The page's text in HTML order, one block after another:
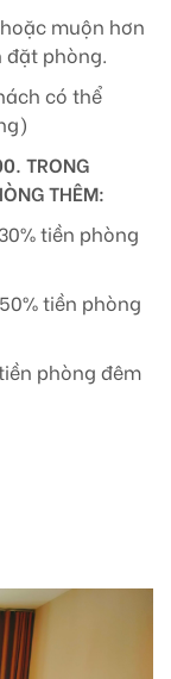
muộn hơn
đặt phòng.
có thể
TRONG
THÊM:
tiền phòng
tiền phòng
phòng đêm